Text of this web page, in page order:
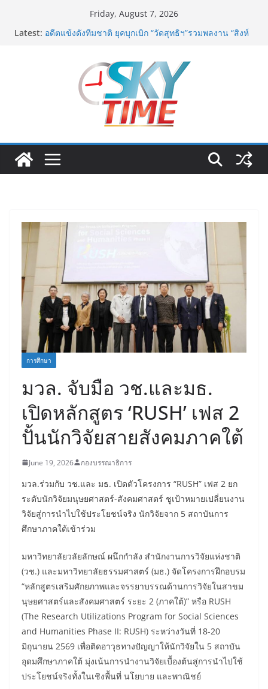
Friday, August 7, 2026
Latest: มูลนิธิกองทุนนิยมไทย จับมือ กระทรวงวัฒนธรรม แถลง
อดีตแข้งดังทีมชาติ ยุคบุกเบิก “วัดสุทธิฯ”รวมพลงาน “สิงห์
สะพานปลา” คืนถิ่น 8 ส.ค.นี้
Guangzhou Yinghao School เผยวิสัยทัศน์การศึกษาที่
พร้อมรับอนาคต“เราไม่ได้เตรียมนักเรียนเพียงเพื่อก้าวเข้าสู่
มหาวิทยาลัยเท่านั้นแต่ยังเตรียมพวกเขาให้พร้อมเป็นผู้
กำหนดอนาคต”
สตาร์ทวันนี้ Franchise Expo Thailand & TESE 2026 วัน
ที่ 6-9 ส.ค.69 ฮอลล์ 6-8 เมืองทองธานีพบทัพธุรกิจ&แฟรน
ไชส์ ซัพพลายเออร์สินค้า เติมรายได้ช่วยเศรษฐกิจไทย ลด
การศึกษา
มวล. จับมือ วช.และมธ.
เปิดหลักสูตร ‘RUSH’ เฟส 2
ปั้นนักวิจัยสายสังคมภาคใต้
June 19, 2026 กองบรรณาธิการ
มวล.ร่วมกับ วช.และ มธ. เปิดตัวโครงการ “RUSH” เฟส 2 ยก
ระดับนักวิจัยมนุษยศาสตร์-สังคมศาสตร์ ชูเป้าหมายเปลี่ยนงาน
วิจัยสู่การนำไปใช้ประโยชน์จริง นักวิจัยจาก 5 สถาบันการ
ศึกษาภาคใต้เข้าร่วม
มหาวิทยาลัยวลัยลักษณ์ ผนึกกำลัง สำนักงานการวิจัยแห่งชาติ
(วช.) และมหาวิทยาลัยธรรมศาสตร์ (มธ.) จัดโครงการฝึกอบรม
“หลักสูตรเสริมศักยภาพและจรรยาบรรณด้านการวิจัยในสาขม
นุษยศาสตร์และสังคมศาสตร์ ระยะ 2 (ภาคใต้)” หรือ RUSH
(The Research Utilizations Program for Social Sciences
and Humanities Phase II: RUSH) ระหว่างวันที่ 18-20
มิถุนายน 2569 เพื่อติดอาวุธทางปัญญาให้นักวิจัยใน 5 สถาบัน
อุดมศึกษาภาคใต้ มุ่งเน้นการนำงานวิจัยเบื้องต้นสู่การนำไปใช้
ประโยชน์จริงทั้งในเชิงพื้นที่ นโยบาย และพาณิชย์